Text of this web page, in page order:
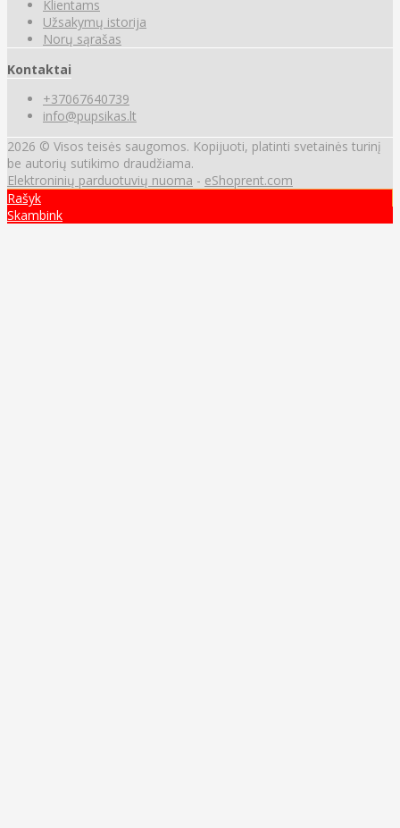
Klientams
Užsakymų istorija
Norų sąrašas
Kontaktai
+37067640739
info@pupsikas.lt
2026 © Visos teisės saugomos. Kopijuoti, platinti svetainės turinį
be autorių sutikimo draudžiama.
Elektroninių parduotuvių nuoma - eShoprent.com
Rašyk
Skambink